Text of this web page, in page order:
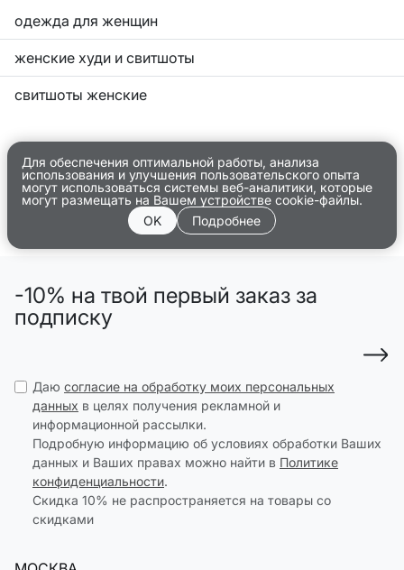
одежда для женщин
женские худи и свитшоты
свитшоты женские
Для обеспечения оптимальной работы, анализа
использования и улучшения пользовательского опыта
могут использоваться системы веб-аналитики, которые
могут размещать на Вашем устройстве cookie-файлы.
OK
Подробнее
-10% на твой первый заказ за
подписку
Даю согласие на обработку моих персональных
данных в целях получения рекламной и
информационной рассылки.
Подробную информацию об условиях обработки Ваших
данных и Ваших правах можно найти в Политике
конфиденциальности.
Скидка 10% не распространяется на товары со
скидками